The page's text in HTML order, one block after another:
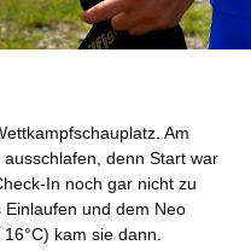
Am
denn Start war
In noch gar nicht zu
und dem Neo
kam sie dann.